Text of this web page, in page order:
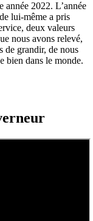
année 2022. L’année
lui-même a pris
deux valeurs
nous avons relevé,
de grandir, de nous
bien dans le monde.